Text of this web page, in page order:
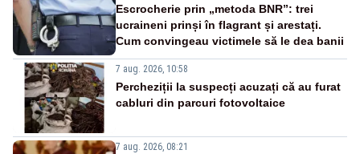
Escrocherie prin „metoda BNR”: trei
ucraineni prinși în flagrant și arestați.
Cum convingeau victimele să le dea banii
7 aug. 2026, 10:58
Percheziții la suspecți acuzați că au furat
cabluri din parcuri fotovoltaice
7 aug. 2026, 08:21